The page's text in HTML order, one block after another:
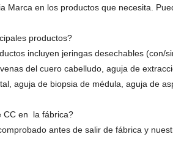
Marca en los productos que necesita.
productos?
incluyen jeringas desechables
del cuero cabelludo, aguja de
aguja de biopsia de médula, aguja de
CC en la fábrica?
antes de salir de fábrica y